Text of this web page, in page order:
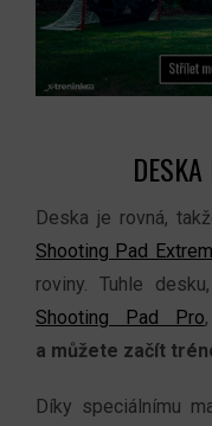
Deska je rovná,
Shooting Pad
roviny. Tuhle
Shooting Pad Pro,
a můžete začít
Díky speciálnímu